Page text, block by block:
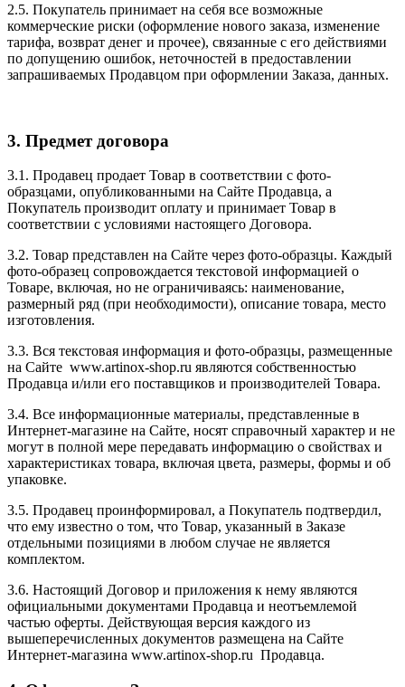
2.5. Покупатель принимает на себя все возможные
коммерческие риски (оформление нового заказа, изменение
тарифа, возврат денег и прочее), связанные с его действиями
по допущению ошибок, неточностей в предоставлении
запрашиваемых Продавцом при оформлении Заказа, данных.
3. Предмет договора
3.1. Продавец продает Товар в соответствии с фото-
образцами, опубликованными на Сайте Продавца, а
Покупатель производит оплату и принимает Товар в
соответствии с условиями настоящего Договора.
3.2. Товар представлен на Сайте через фото-образцы. Каждый
фото-образец сопровождается текстовой информацией о
Товаре, включая, но не ограничиваясь: наименование,
размерный ряд (при необходимости), описание товара, место
изготовления.
3.3. Вся текстовая информация и фото-образцы, размещенные
на Сайте www.artinox-shop.ru являются собственностью
Продавца и/или его поставщиков и производителей Товара.
3.4. Все информационные материалы, представленные в
Интернет-магазине на Сайте, носят справочный характер и не
могут в полной мере передавать информацию о свойствах и
характеристиках товара, включая цвета, размеры, формы и об
упаковке.
3.5. Продавец проинформировал, а Покупатель подтвердил,
что ему известно о том, что Товар, указанный в Заказе
отдельными позициями в любом случае не является
комплектом.
3.6. Настоящий Договор и приложения к нему являются
официальными документами Продавца и неотъемлемой
частью оферты. Действующая версия каждого из
вышеперечисленных документов размещена на Сайте
Интернет-магазина www.artinox-shop.ru Продавца.